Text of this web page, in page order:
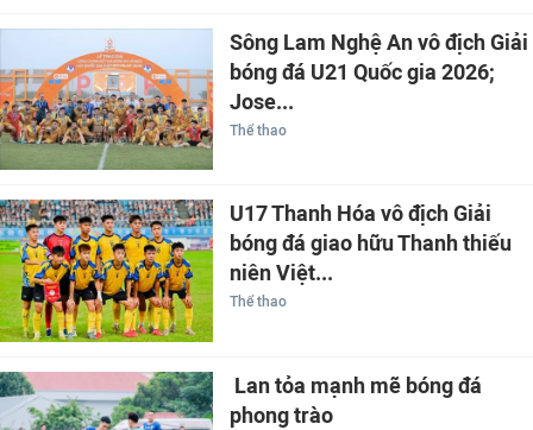
Sông Lam Nghệ An vô địch Giải
bóng đá U21 Quốc gia 2026;
Jose...
Thể thao
U17 Thanh Hóa vô địch Giải
bóng đá giao hữu Thanh thiếu
niên Việt...
Thể thao
Lan tỏa mạnh mẽ bóng đá
phong trào